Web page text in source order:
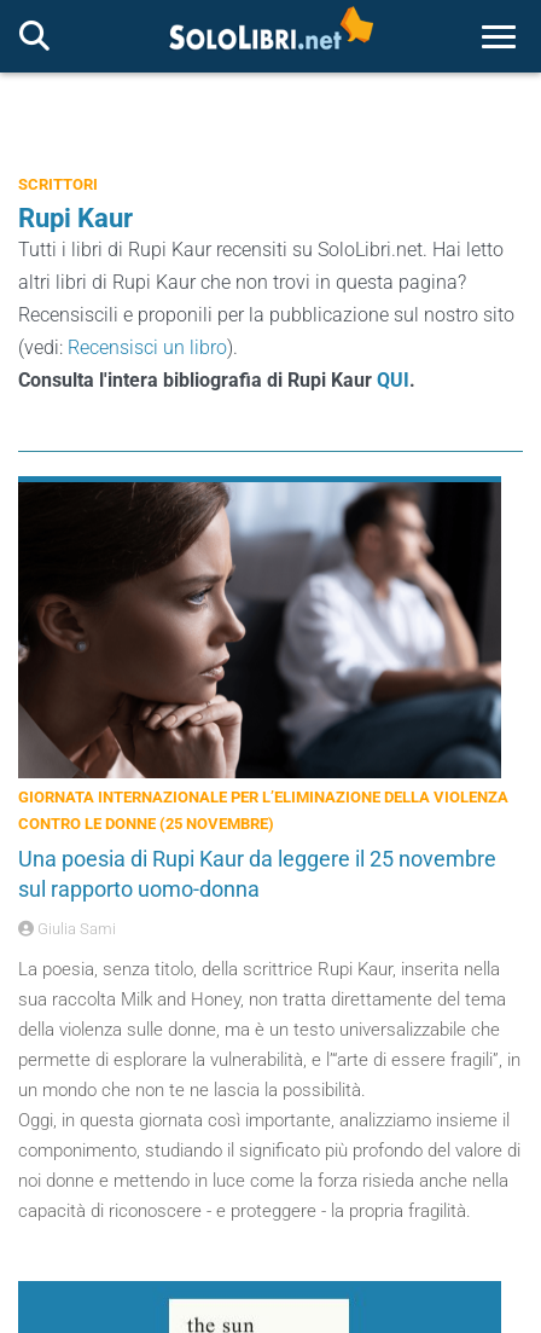
SCRITTORI
Rupi Kaur
Tutti i libri di Rupi Kaur recensiti su SoloLibri.net. Hai letto
altri libri di Rupi Kaur che non trovi in questa pagina?
Recensiscili e proponili per la pubblicazione sul nostro sito
(vedi: Recensisci un libro).
Consulta l'intera bibliografia di Rupi Kaur QUI.
GIORNATA INTERNAZIONALE PER L’ELIMINAZIONE DELLA VIOLENZA
CONTRO LE DONNE (25 NOVEMBRE)
Una poesia di Rupi Kaur da leggere il 25 novembre
sul rapporto uomo-donna
Giulia Sami
La poesia, senza titolo, della scrittrice Rupi Kaur, inserita nella
sua raccolta Milk and Honey, non tratta direttamente del tema
della violenza sulle donne, ma è un testo universalizzabile che
permette di esplorare la vulnerabilità, e l’“arte di essere fragili”, in
un mondo che non te ne lascia la possibilità.
Oggi, in questa giornata così importante, analizziamo insieme il
componimento, studiando il significato più profondo del valore di
noi donne e mettendo in luce come la forza risieda anche nella
capacità di riconoscere - e proteggere - la propria fragilità.